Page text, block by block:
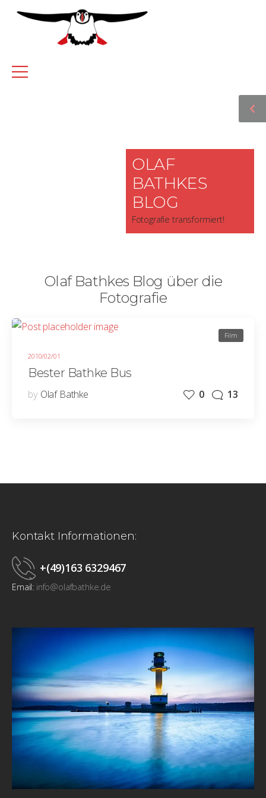
OLAF
BATHKES
BLOG
Fotografie transformiert!
Olaf Bathkes Blog über die
Fotografie
2010/02/01
Film
Bester Bathke Bus
by Olaf Bathke 0 13
Kontakt Informationen:
+(49)163 6329467
Email: info@olafbathke.de